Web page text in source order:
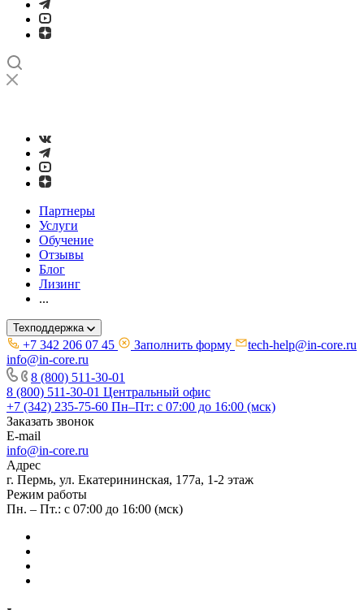
Партнеры
Услуги
Обучение
Отзывы
Блог
Лизинг
...
Техподдержка
+7 342 206 07 45 Заполнить форму
tech-help@in-core.ru
info@in-core.ru
8 (800) 511-30-01
8 (800) 511-30-01 Центральный офис
+7 (342) 235-75-60 Пн–Пт: с 07:00 до 16:00 (мск)
Заказать звонок
E-mail
info@in-core.ru
Адрес
г. Пермь, ул. ​Екатерининская, 177а, ​1-2 этаж
Режим работы
Пн. – Пт.: с 07:00 до 16:00 (мск)